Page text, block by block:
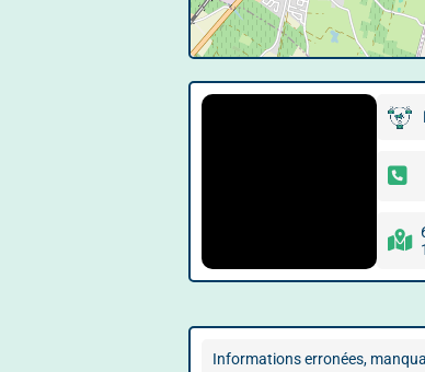
Informations erronées,